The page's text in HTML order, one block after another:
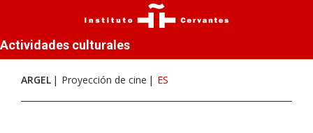
Actividades culturales
ARGEL Proyección de cine ES